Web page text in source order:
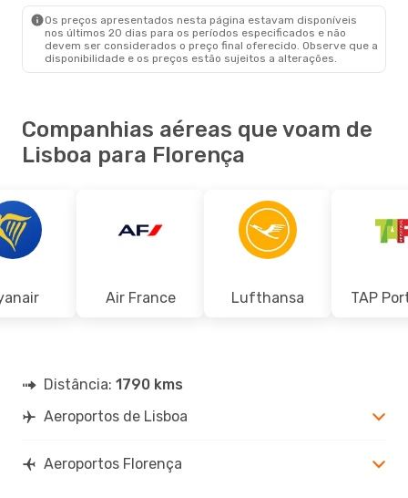
Os preços apresentados nesta página estavam disponíveis
nos últimos 20 dias para os períodos especificados e não
devem ser considerados o preço final oferecido. Observe que a
disponibilidade e os preços estão sujeitos a alterações.
Companhias aéreas que voam de
Lisboa para Florença
Air France Lufthansa TAP
Distância: 1790 kms
Aeroportos de Lisboa
Aeroportos Florença